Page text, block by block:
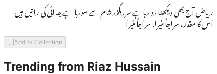
ریاض آج بھی دیکھنا رو رہاہے سررہگزرشام سے سورہا ہے جدائی کی راتیں ہیں
اس کا مقدر، سراجاً منیرا، سراجاً منیرا
Add to Collection
Trending from Riaz Hussain